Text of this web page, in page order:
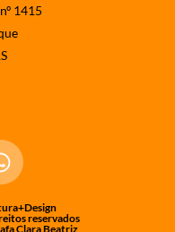
1415
reservados
Clara Beatriz